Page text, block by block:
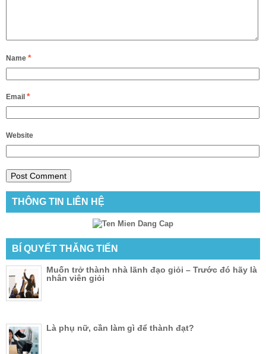
Name *
Email *
Website
THÔNG TIN LIÊN HỆ
BÍ QUYẾT THĂNG TIẾN
Muốn trở thành nhà lãnh đạo giỏi – Trước đó hãy là
nhân viên giỏi
Là phụ nữ, cần làm gì để thành đạt?